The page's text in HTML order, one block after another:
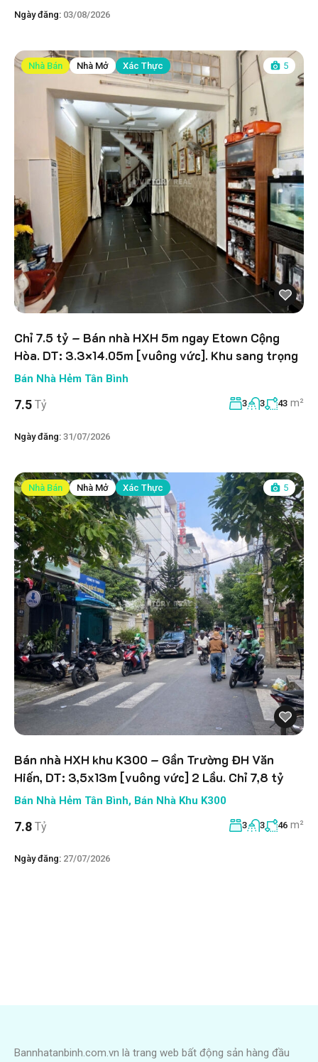
Ngày đăng: 03/08/2026
Nhà Bán Nhà Mở Xác Thực 5
Chỉ 7.5 tỷ – Bán nhà HXH 5m ngay Etown Cộng
Hòa. DT: 3.3×14.05m [vuông vức]. Khu sang trọng
Bán Nhà Hẻm Tân Bình
7.5 Tỷ 3 3 43 m²
Ngày đăng: 31/07/2026
Nhà Bán Nhà Mở Xác Thực 5
Bán nhà HXH khu K300 – Gần Trường ĐH Văn
Hiến, DT: 3,5x13m [vuông vức] 2 Lầu. Chỉ 7,8 tỷ
Bán Nhà Hẻm Tân Bình, Bán Nhà Khu K300
7.8 Tỷ 3 3 46 m²
Ngày đăng: 27/07/2026
Bannhatanbinh.com.vn là trang web bất động sản hàng đầu